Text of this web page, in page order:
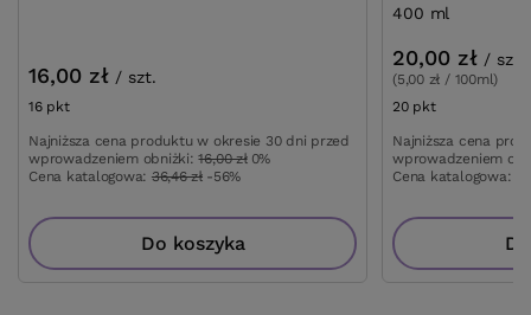
16,00 zł / szt.
16 pktpunktów
Najniższa cena produktu w okresie 30 dni przed
wprowadzeniem obniżki:16,00 zł 0%
Cena katalogowa: 36,46 zł -56%
Do koszyka
400 ml
20,00 zł / szt.
(5,00 zł / 100ml)
20 pktpunktów
Najniższa cena
wprowadzeniem
Cena katalogowa: